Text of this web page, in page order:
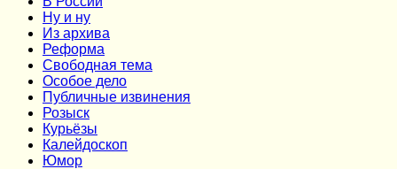
Ну и ну
Из архива
Реформа
Cвободная тема
Особое дело
Публичные извинения
Розыск
Курьёзы
Калейдоскоп
Юмор